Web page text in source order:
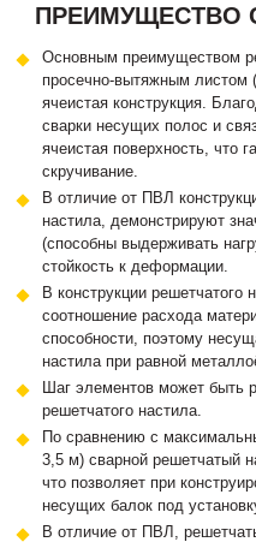
ПРЕИМУЩЕСТВО
Основным преимуществом
просечно-вытяжным листом
ячеистая конструкция.
сварки несущих полос и
ячеистая поверхность, что
скручивание.
В отличие от ПВЛ
настила, демонстрируют
(способны выдерживать
стойкость к деформации.
В конструкции решетчатого
соотношение расхода
способности, поэтому
настила при равной
Шаг элементов может быть
решетчатого настила.
По сравнению с
3,5 м) сварной решетчатый
что позволяет при
несущих балок под
В отличие от ПВЛ,